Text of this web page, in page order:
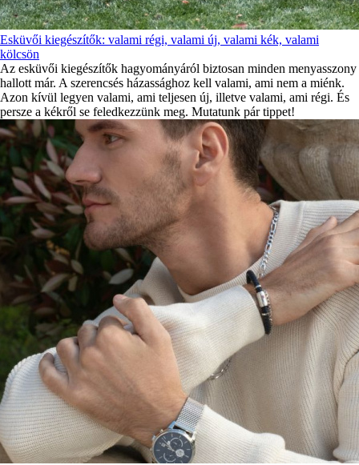
Esküvői kiegészítők: valami régi, valami új, valami kék, valami
kölcsön
Az esküvői kiegészítők hagyományáról biztosan minden menyasszony
hallott már. A szerencsés házassághoz kell valami, ami nem a miénk.
Azon kívül legyen valami, ami teljesen új, illetve valami, ami régi. És
persze a kékről se feledkezzünk meg. Mutatunk pár tippet!